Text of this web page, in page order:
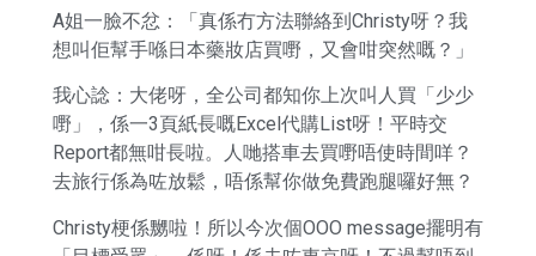
A姐一臉不忿：「真係冇方法聯絡到Christy呀？我
想叫佢幫手喺日本藥妝店買嘢，又會咁突然嘅？」
我心諗：大佬呀，全公司都知你上次叫人買「少少
嘢」，係一3頁紙長嘅Excel代購List呀！平時交
Report都無咁長啦。人哋搭車去買嘢唔使時間咩？
去旅行係為咗放鬆，唔係幫你做免費跑腿囉好無？
Christy梗係嬲啦！所以今次個OOO message擺明有